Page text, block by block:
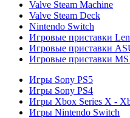
Valve Steam Machine
Valve Steam Deck
Nintendo Switch
Игровые приставки
Игровые приставки
Игровые приставки
Игры Sony PS5
Игры Sony PS4
Игры Xbox Series X -
Игры Nintendo Switch